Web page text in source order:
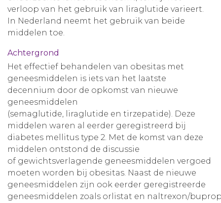
verloop van het gebruik van liraglutide varieert.
In Nederland neemt het gebruik van beide
middelen toe.
Achtergrond
Het effectief behandelen van obesitas met
geneesmiddelen is iets van het laatste
decennium door de opkomst van nieuwe
geneesmiddelen
(semaglutide, liraglutide en tirzepatide). Deze
middelen waren al eerder geregistreerd bij
diabetes mellitus type 2. Met de komst van deze
middelen ontstond de discussie
of gewichtsverlagende geneesmiddelen vergoed
moeten worden bij obesitas. Naast de nieuwe
geneesmiddelen zijn ook eerder geregistreerde
geneesmiddelen zoals orlistat en naltrexon/